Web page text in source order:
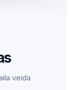
veida